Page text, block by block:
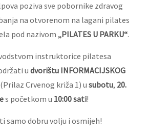
poziva sve pobornike zdravog
na otvorenom na lagani pilates
pod nazivom „PILATES U PARKU“.
instruktorice pilatesa
u dvorištu INFORMACIJSKOG
Crvenog križa 1) u subotu, 20.
s početkom u 10:00 sati!
samo dobru volju i osmijeh!